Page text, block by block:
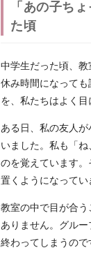
「あの子ち
た頃
中学生だった頃、教
休み時間になって
を、私たちはよく目
ある日、私の友人
いました。私も「
のを覚えています
置くようになってい
教室の中で目が合
ありません。グル
終わってしまうので